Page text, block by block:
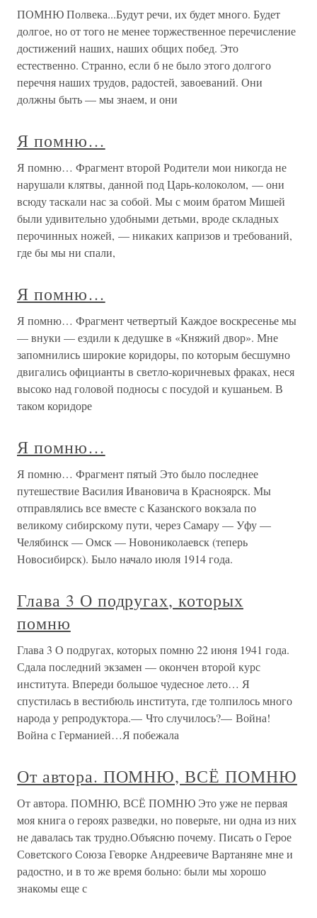
ПОМНЮ Полвека...Будут речи, их будет много. Будет
долгое, но от того не менее торжественное перечисление
достижений наших, наших общих побед. Это
естественно. Странно, если б не было этого долгого
перечня наших трудов, радостей, завоеваний. Они
должны быть — мы знаем, и они
Я помню…
Я помню… Фрагмент второй Родители мои никогда не
нарушали клятвы, данной под Царь-колоколом, — они
всюду таскали нас за собой. Мы с моим братом Мишей
были удивительно удобными детьми, вроде складных
перочинных ножей, — никаких капризов и требований,
где бы мы ни спали,
Я помню…
Я помню… Фрагмент четвертый Каждое воскресенье мы
— внуки — ездили к дедушке в «Княжий двор». Мне
запомнились широкие коридоры, по которым бесшумно
двигались официанты в светло-коричневых фраках, неся
высоко над головой подносы с посудой и кушаньем. В
таком коридоре
Я помню…
Я помню… Фрагмент пятый Это было последнее
путешествие Василия Ивановича в Красноярск. Мы
отправлялись все вместе с Казанского вокзала по
великому сибирскому пути, через Самару — Уфу —
Челябинск — Омск — Новониколаевск (теперь
Новосибирск). Было начало июля 1914 года.
Глава 3 О подругах, которых
помню
Глава 3 О подругах, которых помню 22 июня 1941 года.
Сдала последний экзамен — окончен второй курс
института. Впереди большое чудесное лето… Я
спустилась в вестибюль института, где толпилось много
народа у репродуктора.— Что случилось?— Война!
Война с Германией…Я побежала
От автора. ПОМНЮ, ВСЁ ПОМНЮ
От автора. ПОМНЮ, ВСЁ ПОМНЮ Это уже не первая
моя книга о героях разведки, но поверьте, ни одна из них
не давалась так трудно.Объясню почему. Писать о Герое
Советского Союза Геворке Андреевиче Вартаняне мне и
радостно, и в то же время больно: были мы хорошо
знакомы еще с